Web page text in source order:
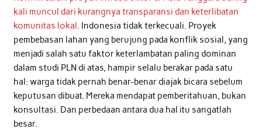
kali muncul dari kurangnya transparansi dan keterlibatan
komunitas lokal . Indonesia tidak terkecuali. Proyek
pembebasan lahan yang berujung pada konflik sosial, yang
menjadi salah satu faktor keterlambatan paling dominan
dalam studi PLN di atas, hampir selalu berakar pada satu
hal: warga tidak pernah benar-benar diajak bicara sebelum
keputusan dibuat. Mereka mendapat pemberitahuan, bukan
konsultasi. Dan perbedaan antara dua hal itu sangatlah
besar.